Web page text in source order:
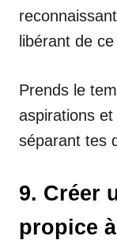
libérant de
Prends le
aspirations
séparant tes
9. Créer
propice